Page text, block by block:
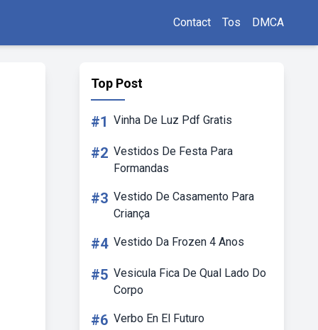
Contact Tos DMCA
Top Post
#1 Vinha De Luz Pdf Gratis
#2 Vestidos De Festa Para
Formandas
#3 Vestido De Casamento Para
Criança
#4 Vestido Da Frozen 4 Anos
#5 Vesicula Fica De Qual Lado Do
Corpo
#6 Verbo En El Futuro